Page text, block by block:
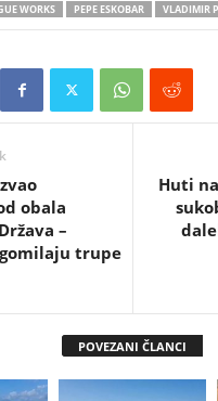
WORKS PEPE ESKOBAR VLADIMIR
obala
–
trupe
Huti
POVEZANI ČLANCI